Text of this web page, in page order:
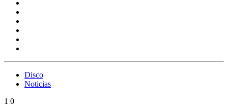
Disco
Noticias
1 0